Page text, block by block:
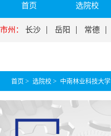
首页 选院校
市州： 长沙 岳阳 常德
首页 > 选院校 > 中南林业科技大学